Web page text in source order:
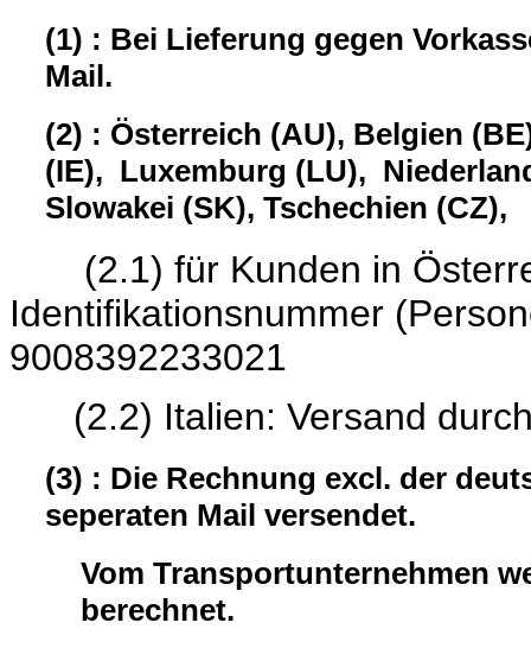
(1) : Bei Lieferung gegen
Mail.
(2) : Österreich (AU), Belgien
(IE), Luxemburg (LU),
Slowakei (SK), Tschechien (CZ),
(2.1) für Kunden in
9008392233021
(2.2) Italien: Versand durch
(3) : Die Rechnung excl. der
seperaten Mail versendet.
Vom Transportunternehmen
berechnet.